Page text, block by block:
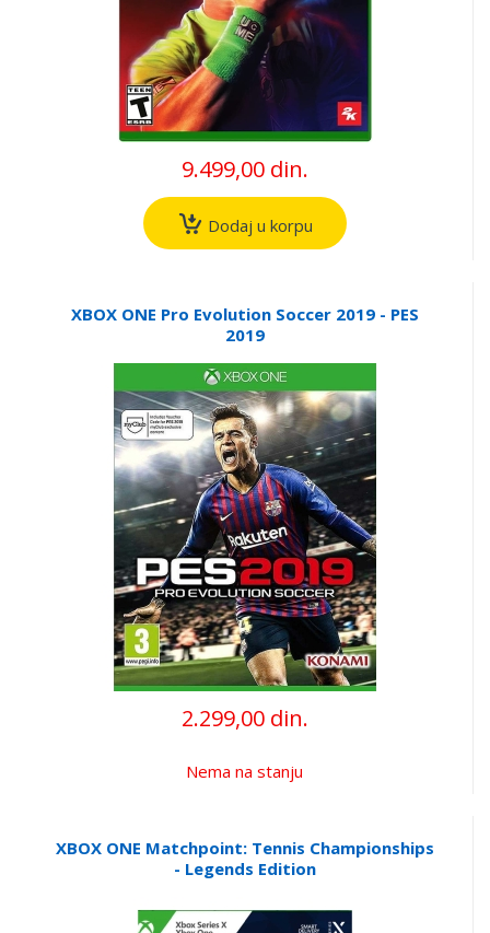
9.499,00 din.
Dodaj u korpu
XBOX ONE Pro Evolution Soccer 2019 - PES
2019
2.299,00 din.
Nema na stanju
XBOX ONE Matchpoint: Tennis Championships
- Legends Edition